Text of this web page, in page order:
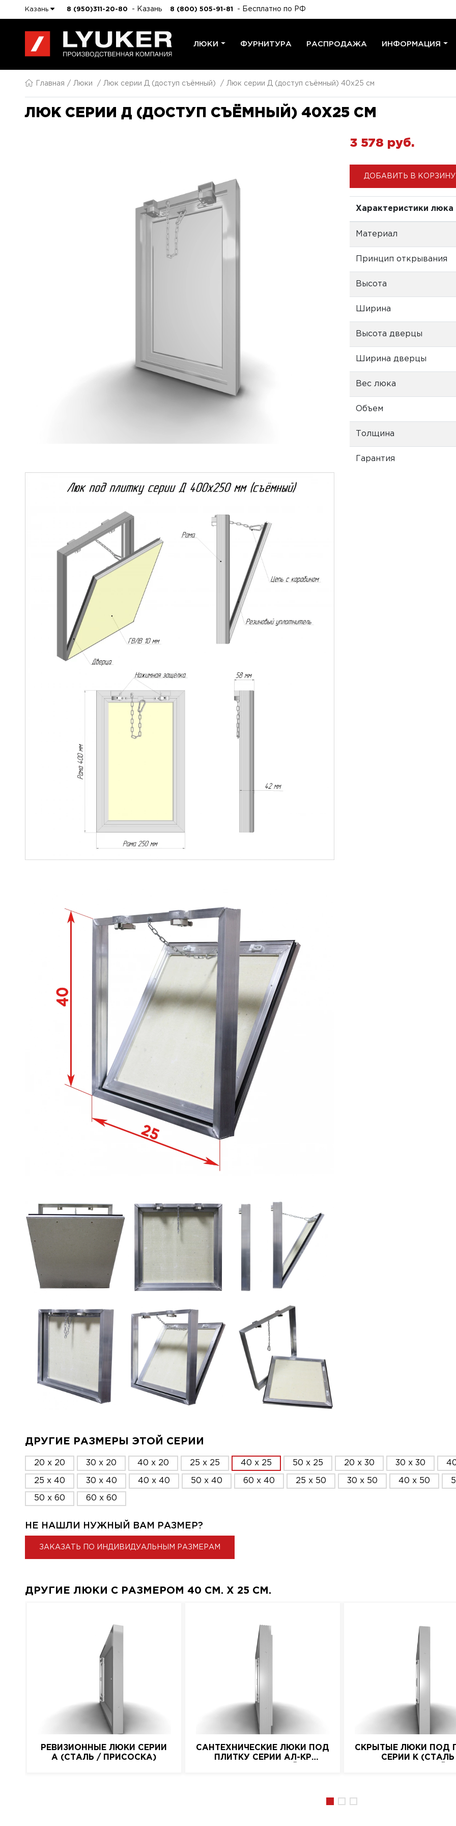
Казань 8 (950)311-20-80 - Казань 8 (800) 505-91-81 - Бесплатно по РФ
ЛЮКИ ФУРНИТУРА РАСПРОДАЖА ИНФОРМАЦИЯ
Главная Люки Люк серии Д (доступ съёмный) Люк серии Д (доступ съёмный) 40x25 см
ЛЮК СЕРИИ Д (ДОСТУП СЪЁМНЫЙ) 40X25 СМ
3 578 pуб.
ДОБАВИТЬ В КОРЗИНУ
Характеристики люка
Материал
Принцип открывания
Высота
Ширина
Высота дверцы
Ширина дверцы
Вес люка
Объем
Толщина
Гарантия
ДРУГИЕ РАЗМЕРЫ ЭТОЙ СЕРИИ
20 x 20 30 x 20 40 x 20 25 x 25 40 x 25 50 x 25 20 x 30 30 x 30
25 x 40 30 x 40 40 x 40 50 x 40 60 x 40 25 x 50 30 x 50 40 x 50
50 x 60 60 x 60
НЕ НАШЛИ НУЖНЫЙ ВАМ РАЗМЕР?
ЗАКАЗАТЬ ПО ИНДИВИДУАЛЬНЫМ РАЗМЕРАМ
ДРУГИЕ ЛЮКИ С РАЗМЕРОМ 40 СМ. X 25 СМ.
РЕВИЗИОННЫЕ ЛЮКИ СЕРИИ
A (СТАЛЬ / ПРИСОСКА)
САНТЕХНИЧЕСКИЕ ЛЮКИ ПОД
ПЛИТКУ СЕРИИ АЛ-КР
СКРЫТЫЕ ЛЮКИ ПОД
СЕРИИ K